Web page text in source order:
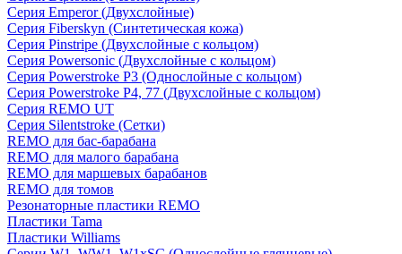
Серия Emperor (Двухслойные)
Серия Fiberskyn (Синтетическая кожа)
Серия Pinstripe (Двухслойные с кольцом)
Серия Powersonic (Двухслойные с кольцом)
Серия Powerstroke P3 (Однослойные с кольцом)
Серия Powerstroke P4, 77 (Двухслойные с кольцом)
Серия REMO UT
Серия Silentstroke (Сетки)
REMO для бас-барабана
REMO для малого барабана
REMO для маршевых барабанов
REMO для томов
Резонаторные пластики REMO
Пластики Tama
Пластики Williams